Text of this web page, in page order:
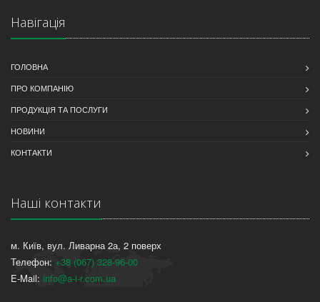
Навігація
ГОЛОВНА
ПРО КОМПАНІЮ
ПРОДУКЦІЯ ТА ПОСЛУГИ
НОВИНИ
КОНТАКТИ
Наші контакти
м. Київ, вул. Ливарна 2а, 2 поверх
Телефон: +38 (067) 328-96-00
E-Mail: info@a-i-r.com.ua